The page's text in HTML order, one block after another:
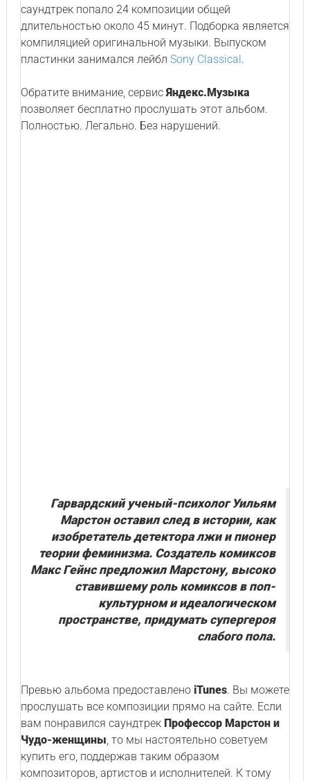
саундтрек попало 24 композиции общей
длительностью около 45 минут. Подборка является
компиляцией оригинальной музыки. Выпуском
пластинки занимался лейбл Sony Classical.
Обратите внимание, сервисЯндекс.Музыка
позволяет бесплатно прослушать этот альбом.
Полностью. Легально. Без нарушений.
Гарвардский ученый-психолог Уильям
Марстон оставил след в истории, как
изобретатель детектора лжи и пионер
теории феминизма. Создатель комиксов
Макс Гейнс предложил Марстону, высоко
ставившему роль комиксов в поп-
культурном и идеалогическом
пространстве, придумать супергероя
слабого пола.
Превью альбома предоставлено iTunes. Вы можете
прослушать все композиции прямо на сайте. Если
вам понравился саундтрек Профессор Марстон и
Чудо-женщины, то мы настоятельно советуем
купить его, поддержав таким образом
композиторов, артистов и исполнителей. К тому